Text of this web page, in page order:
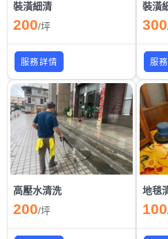
裝潢細清
200/坪
服務詳情
裝潢
300
服
高壓水清洗
200/坪
地毯
100